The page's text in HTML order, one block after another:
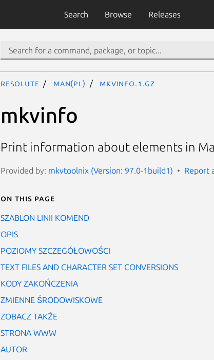
Search Browse Releases
resolute man(pl) mkvinfo.1.gz
mkvinfo
Print information about elements in
Provided by: mkvtoolnix (Version: 97.0-1build1) Report
On this page
SZABLON LINII KOMEND
OPIS
POZIOMY SZCZEGÓŁOWOŚCI
TEXT FILES AND CHARACTER SET CONVERSIONS
KODY ZAKOŃCZENIA
ZMIENNE ŚRODOWISKOWE
ZOBACZ TAKŻE
STRONA WWW
AUTOR